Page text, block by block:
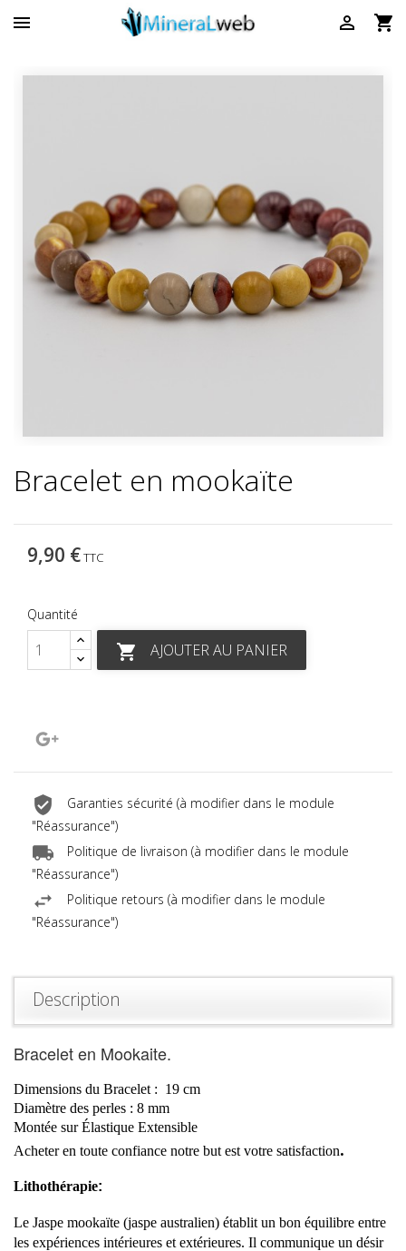
 

Bracelet en mookaïte
9,90 €TTC
Quantité
 AJOUTER AU PANIER
Garanties sécurité (à modifier dans le module
"Réassurance")
Politique de livraison (à modifier dans le module
"Réassurance")
Politique retours (à modifier dans le module
"Réassurance")
Description
Bracelet en Mookaite.
Dimensions du Bracelet : 19 cm
Diamètre des perles : 8 mm
Montée sur Élastique Extensible
Acheter en toute confiance notre but est votre satisfaction.
Lithothérapie:
Le Jaspe mookaïte (jaspe australien) établit un bon équilibre entre
les expériences intérieures et extérieures. Il communique un désir